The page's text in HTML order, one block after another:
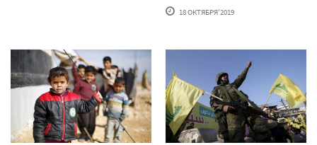
18 ОКТЯБРЯ'2019